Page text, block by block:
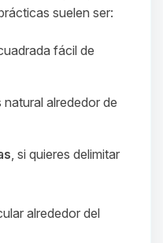
suelen ser:
fácil de
natural alrededor de
, si quieres delimitar
alrededor del